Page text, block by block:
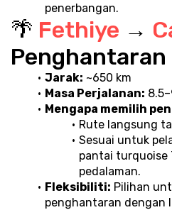
penerbangan.
🌴 Fethiye →
Penghantaran
Jarak: ~650 km
Masa Perjalanan:
Mengapa memilih
Rute langsung
Sesuai untuk
pantai turquoise
pedalaman.
Fleksibiliti: Pilihan
penghantaran dengan